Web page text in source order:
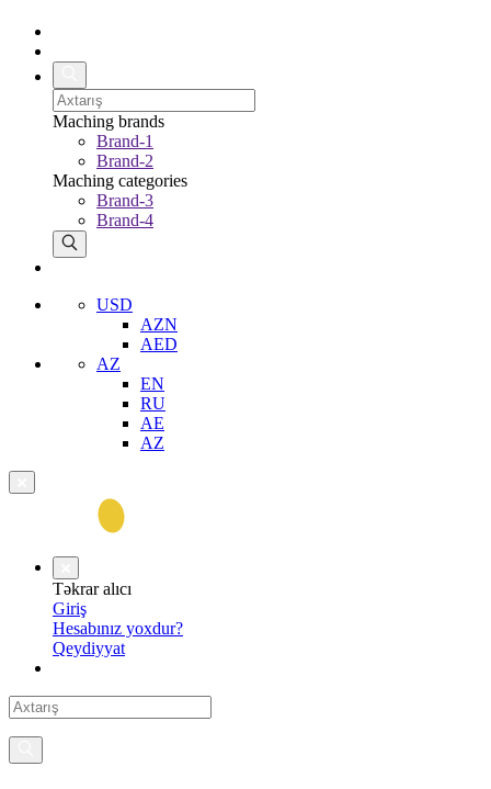
Maching brands
Brand-1
Brand-2
Maching categories
Brand-3
Brand-4
USD
AZN
AED
AZ
EN
RU
AE
AZ
Təkrar alıcı
Giriş
Hesabınız yoxdur?
Qeydiyyat